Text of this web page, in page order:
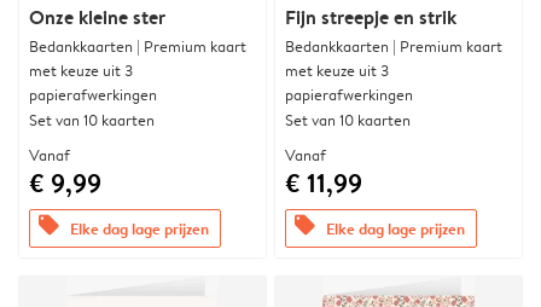
Onze kleine ster
Bedankkaarten | Premium kaart
met keuze uit 3
papierafwerkingen
Set van 10 kaarten
Vanaf
€ 9,99
offers Elke dag lage prijzen
Fijn streepje en strik
Bedankkaarten | Premium kaart
met keuze uit 3
papierafwerkingen
Set van 10 kaarten
Vanaf
€ 11,99
offers Elke dag lage prijzen